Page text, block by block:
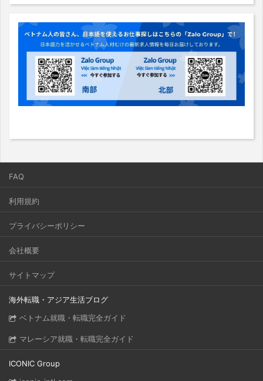
FAQ
利用規約
プライバシーポリシー
会社概要
サイトマップ
海外転職・アジア生活ブログ
ベトナム就職・転職完全ガイド
マレーシア就職・転職完全ガイド
ICONIC Group